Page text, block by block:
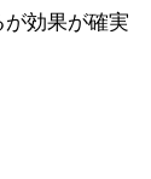
効果が確実